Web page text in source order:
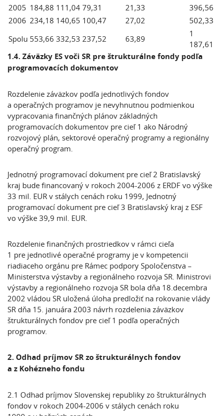
2005 184,88 111,04 79,31 21,33
396,56
2006 234,18 140,65 100,47 27,02
502,33
Spolu 553,66 332,53 237,52 63,89
1
187,61
1.4. Záväzky ES voči SR pre štrukturálne fondy podľa
programovacích dokumentov
Rozdelenie záväzkov podľa jednotlivých fondov
a operačných programov je nevyhnutnou podmienkou
vypracovania finančných plánov základných
programovacích dokumentov pre cieľ 1 ako Národný
rozvojový plán, sektorové operačný programy a regionálny
operačný program.
Jednotný programovací dokument pre cieľ 2 Bratislavský
kraj bude financovaný v rokoch 2004-2006 z ERDF vo výške
33 mil. EUR v stálych cenách roku 1999, Jednotný
programovací dokument pre cieľ 3 Bratislavský kraj z ESF
vo výške 39,9 mil. EUR.
Rozdelenie finančných prostriedkov v rámci cieľa
1 pre jednotlivé operačné programy je v kompetencii
riadiaceho orgánu pre Rámec podpory Spoločenstva –
Ministerstva výstavby a regionálneho rozvoja SR. Ministrovi
výstavby a regionálneho rozvoja SR bola dňa 18.decembra
2002 vládou SR uložená úloha predložiť na rokovanie vlády
SR dňa 15. januára 2003 návrh rozdelenia záväzkov
štrukturálnych fondov pre cieľ 1 podľa operačných
programov.
2. Odhad príjmov SRzo štrukturálnych fondov
a z Kohézneho fondu
2.1 Odhad príjmov Slovenskej republiky zo štrukturálnych
fondov v rokoch 2004-2006 v stálych cenách roku